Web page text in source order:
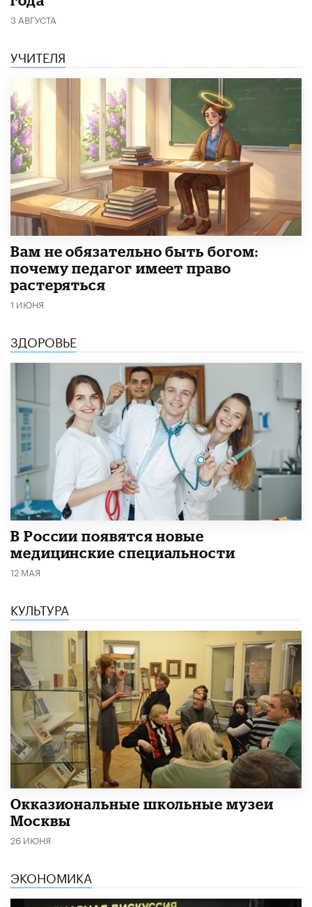
3 АВГУСТА
УЧИТЕЛЯ
​Вам не обязательно быть богом:
почему педагог имеет право
растеряться
1 ИЮНЯ
ЗДОРОВЬЕ
В России появятся новые
медицинские специальности
12 МАЯ
КУЛЬТУРА
​Окказиональные школьные музеи
Москвы
26 ИЮНЯ
ЭКОНОМИКА